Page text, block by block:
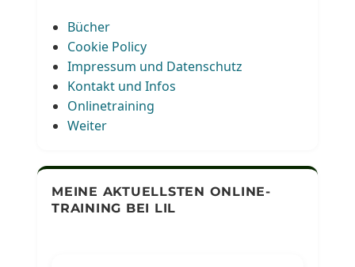
Bücher
Cookie Policy
Impressum und Datenschutz
Kontakt und Infos
Onlinetraining
Weiter
MEINE AKTUELLSTEN ONLINE-
TRAINING BEI LIL